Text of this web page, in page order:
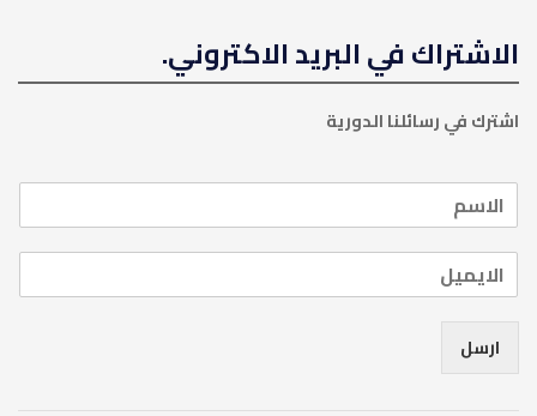
الاشتراك في البريد الاكتروني.
اشترك في رسائلنا الدورية
ارسل